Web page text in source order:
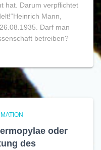
hat. Darum verpflichtet
Mann,
Darf man
betreiben?
oder
des